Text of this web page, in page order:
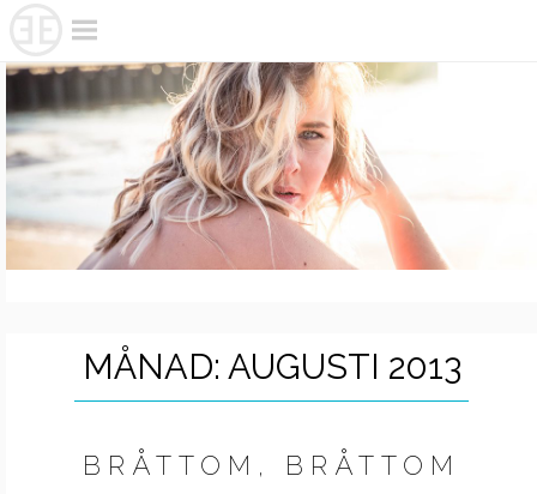
content
MÅNAD: AUGUSTI 2013
BRÅTTOM, BRÅTTOM